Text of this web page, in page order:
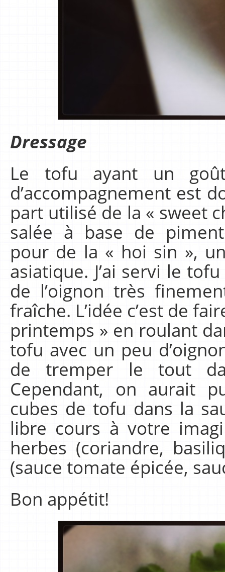
Dressage
Le tofu ayant un
d’accompagnement est
part utilisé de la « sweet
salée à base de
pour de la « hoi sin »,
asiatique. J’ai servi le
de l’oignon très
fraîche. L’idée c’est de
printemps » en roulant
tofu avec un peu
de tremper le tout
Cependant, on aurait
cubes de tofu dans la
libre cours à votre
herbes (coriandre,
(sauce tomate épicée,
Bon appétit!